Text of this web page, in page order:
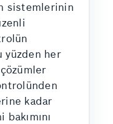
sistemlerinin
yüzden her
kadar